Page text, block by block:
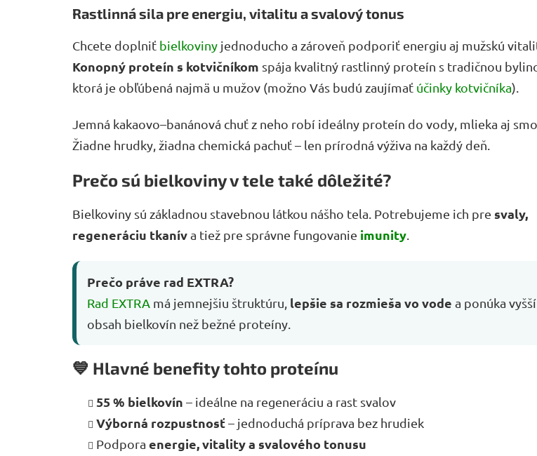
5,0
5
hviezdičiek.
Rastlinná sila pre energiu, vitalitu a svalový tonus
Chcete doplniť bielkoviny jednoducho a zároveň podporiť energiu aj mužskú
Konopný proteín s kotvičníkom spája kvalitný rastlinný proteín s tradičnou
ktorá je obľúbená najmä u mužov (možno Vás budú zaujímať účinky kotvičníka).
Jemná kakaovo–banánová chuť z neho robí ideálny proteín do vody, mlieka aj
Žiadne hrudky, žiadna chemická pachuť – len prírodná výživa na každý deň.
Prečo sú bielkoviny v tele také dôležité?
Bielkoviny sú základnou stavebnou látkou nášho tela. Potrebujeme ich pre svaly,
regeneráciu tkaníva tiež pre správne fungovanie imunity.
Prečo práve rad EXTRA?
Rad EXTRA má jemnejšiu štruktúru, lepšie sa rozmieša vo vode a ponúka vyšší
obsah bielkovín než bežné proteíny.
💙 Hlavné benefity tohto proteínu
55 % bielkovín – ideálne na regeneráciu a rast svalov
Výborná rozpustnosť– jednoduchá príprava bez hrudiek
Podpora energie, vitality a svalového tonusu